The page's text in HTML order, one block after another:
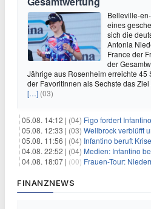
Belleville-
eines
sich die
Antonia
France der
der
Jährige aus Rosenheim erreichte 45
der Favoritinnen als Sechste das
[…] (03)
05.08. 14:12 | (04) Figo fordert Infantinos
05.08. 12:33 | (03) Wellbrock verblüfft
05.08. 11:56 | (04) Infantino beruft
04.08. 22:52 | (04) Medien: Infantino beruft
04.08. 18:07 | (00) Frauen-Tour:
FINANZNEWS